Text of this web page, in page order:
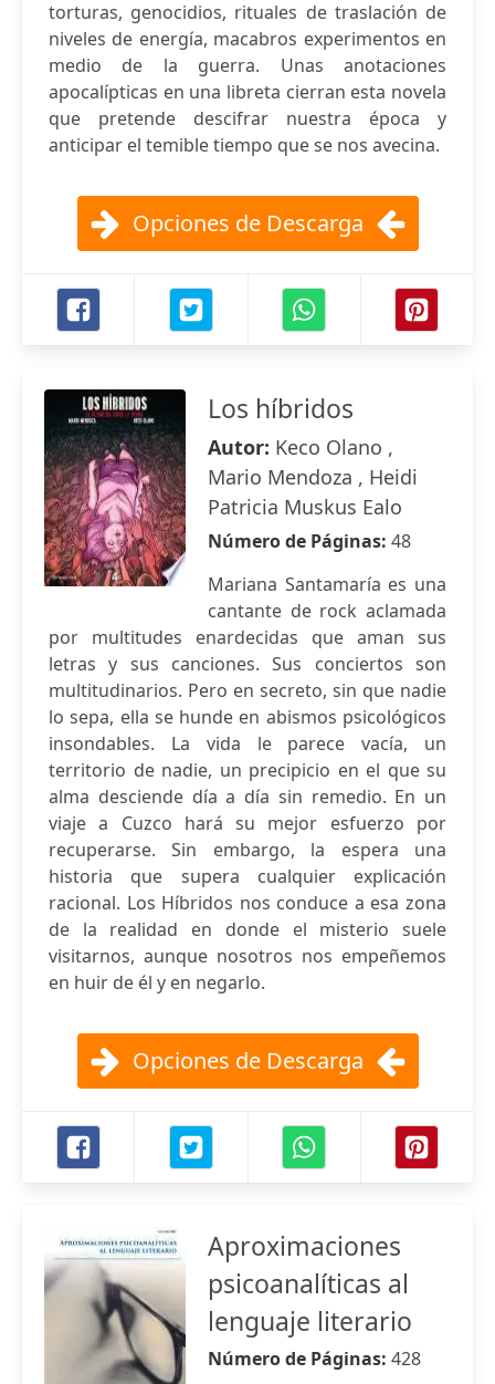
torturas, genocidios, rituales de traslación de
niveles de energía, macabros experimentos en
medio de la guerra. Unas anotaciones
apocalípticas en una libreta cierran esta novela
que pretende descifrar nuestra época y
anticipar el temible tiempo que se nos avecina.
Opciones de Descarga
Los híbridos
Autor: Keco Olano ,
Mario Mendoza , Heidi
Patricia Muskus Ealo
Número de Páginas: 48
Mariana Santamaría es una
cantante de rock aclamada
por multitudes enardecidas que aman sus
letras y sus canciones. Sus conciertos son
multitudinarios. Pero en secreto, sin que nadie
lo sepa, ella se hunde en abismos psicológicos
insondables. La vida le parece vacía, un
territorio de nadie, un precipicio en el que su
alma desciende día a día sin remedio. En un
viaje a Cuzco hará su mejor esfuerzo por
recuperarse. Sin embargo, la espera una
historia que supera cualquier explicación
racional. Los Híbridos nos conduce a esa zona
de la realidad en donde el misterio suele
visitarnos, aunque nosotros nos empeñemos
en huir de él y en negarlo.
Opciones de Descarga
Aproximaciones
psicoanalíticas al
lenguaje literario
Número de Páginas: 428